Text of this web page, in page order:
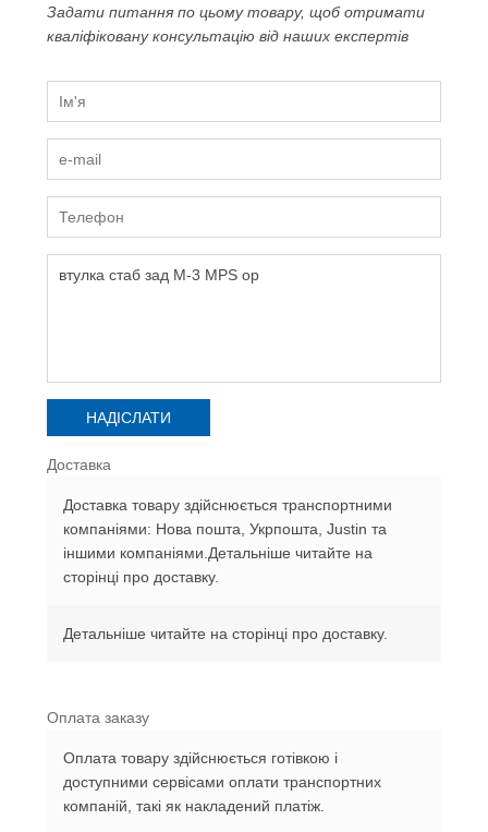
Задати питання по цьому товару, щоб отримати
кваліфіковану консультацію від наших експертів
Доставка
Доставка товару здійснюється транспортними
компаніями: Нова пошта, Укрпошта, Justin та
іншими компаніями.Детальніше читайте на
сторінці про доставку.
Детальніше читайте на сторінці про доставку.
Оплата заказу
Оплата товару здійснюється готівкою і
доступними сервісами оплати транспортних
компаній, такі як накладений платіж.